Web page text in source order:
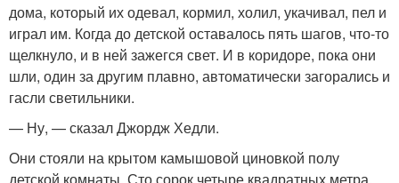
дома, который их одевал, кормил, холил, укачивал, пел и
играл им. Когда до детской оставалось пять шагов, что-то
щелкнуло, и в ней зажегся свет. И в коридоре, пока они
шли, один за другим плавно, автоматически загорались и
гасли светильники.
— Ну, — сказал Джордж Хедли.
Они стояли на крытом камышовой циновкой полу